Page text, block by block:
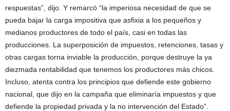
respuestas”, dijo. Y remarcó “la imperiosa necesidad de que se
pueda bajar la carga impositiva que asfixia a los pequeños y
medianos productores de todo el país, casi en todas las
producciones. La superposición de impuestos, retenciones, tasas y
otras cargas torna inviable la producción, porque destruye la ya
diezmada rentabilidad que tenemos los productores más chicos.
Incluso, atenta contra los principios que defiende este gobierno
nacional, que dijo en la campaña que eliminaría impuestos y que
defiende la propiedad privada y la no intervención del Estado”.